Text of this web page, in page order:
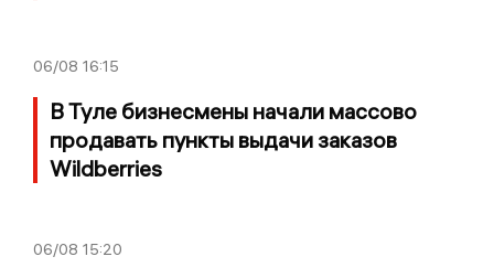
06/08 16:15
В Туле бизнесмены начали массово
продавать пункты выдачи заказов
Wildberries
06/08 15:20